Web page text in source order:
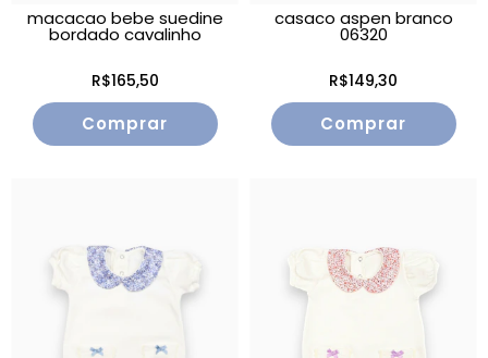
macacao bebe suedine
bordado cavalinho
R$165,50
Comprar
casaco aspen branco
06320
R$149,30
Comprar